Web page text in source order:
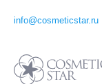
info@cosmeticstar.ru